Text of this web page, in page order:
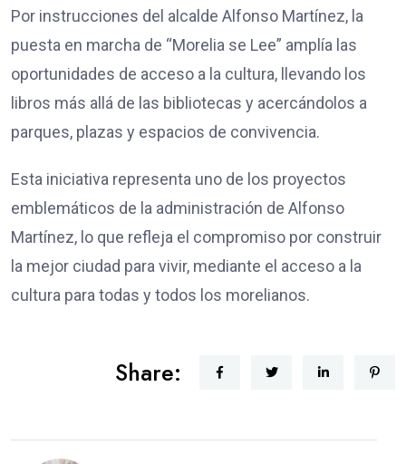
Por instrucciones del alcalde Alfonso Martínez, la
puesta en marcha de “Morelia se Lee” amplía las
oportunidades de acceso a la cultura, llevando los
libros más allá de las bibliotecas y acercándolos a
parques, plazas y espacios de convivencia.
Esta iniciativa representa uno de los proyectos
emblemáticos de la administración de Alfonso
Martínez, lo que refleja el compromiso por construir
la mejor ciudad para vivir, mediante el acceso a la
cultura para todas y todos los morelianos.
Share: